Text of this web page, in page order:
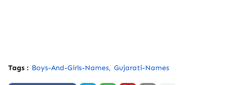
Tags : Boys-And-Girls-Names Gujarati-Names